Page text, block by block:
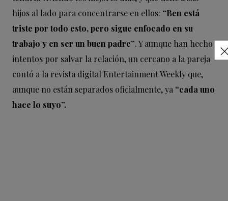
hijos al lado para concentrarse en ellos: “Ben está
triste por todo esto, pero sigue enfocado en su
trabajo y en ser un buen padre”. Y aunque han hecho
intentos por salvar la relación, un cercano a la pareja
contó a la revista digital Entertainment Weekly que,
aunque no están separados oficialmente, ya “cada uno
hace lo suyo”.